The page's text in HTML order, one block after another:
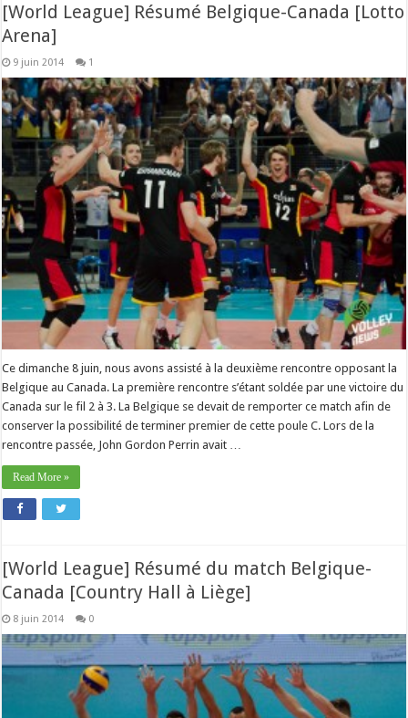
[World League] Résumé Belgique-Canada [Lotto
Arena]
9 juin 2014 1
Ce dimanche 8 juin, nous avons assisté à la deuxième rencontre opposant la
Belgique au Canada. La première rencontre s’étant soldée par une victoire du
Canada sur le fil 2 à 3. La Belgique se devait de remporter ce match afin de
conserver la possibilité de terminer premier de cette poule C. Lors de la
rencontre passée, John Gordon Perrin avait …
Read More »
[World League] Résumé du match Belgique-
Canada [Country Hall à Liège]
8 juin 2014 0